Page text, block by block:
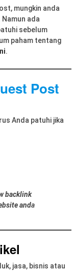
mungkin anda
ada
sebelum
paham tentang
.
Post
Anda patuhi jika
backlink
anda
jasa, bisnis atau